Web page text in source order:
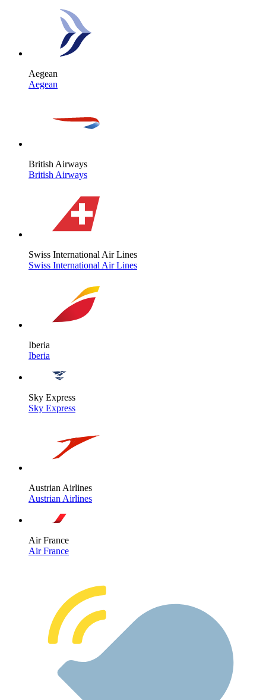
Aegean
Aegean
British Airways
British Airways
Swiss International Air Lines
Swiss International Air Lines
Iberia
Iberia
Sky Express
Sky Express
Austrian Airlines
Austrian Airlines
Air France
Air France